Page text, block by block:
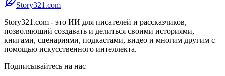
Story321.com
Story321.com - это ИИ для писателей и рассказчиков,
позволяющий создавать и делиться своими историями,
книгами, сценариями, подкастами, видео и многим другим с
помощью искусственного интеллекта.
Подписывайтесь на нас